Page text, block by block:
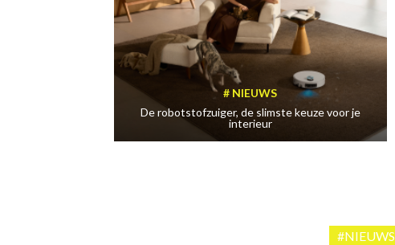
NIEUWS
De robotstofzuiger, de slimste keuze voor je
interieur
#NIEUWS